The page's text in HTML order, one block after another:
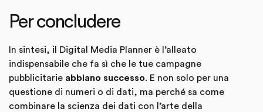
Per concludere
In sintesi, il Digital Media Planner è l’alleato
indispensabile che fa sì che le tue campagne
pubblicitarie abbiano successo. E non solo per una
questione di numeri o di dati, ma perché sa come
combinare la scienza dei dati con l’arte della